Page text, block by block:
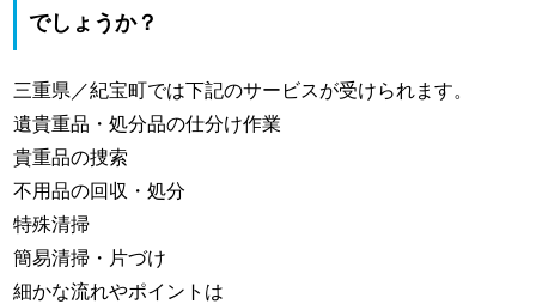
でしょうか？
三重県／紀宝町では下記のサービスが受けられます。
遺貴重品・処分品の仕分け作業
貴重品の捜索
不用品の回収・処分
特殊清掃
簡易清掃・片づけ
細かな流れやポイントは